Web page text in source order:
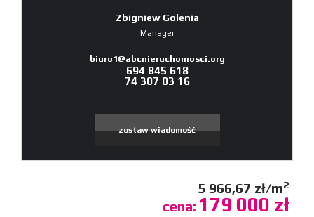
Zbigniew Golenia
Manager
biuro1@abcnieruchomosci.org
694 845 618
74 307 03 16
zostaw wiadomość
5 966,67 zł/m2
cena: 179 000 zł